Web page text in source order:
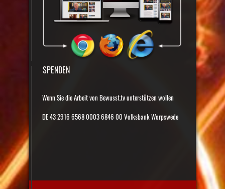
SPENDEN
Wenn Sie die Arbeit von Bewusst.tv unterstützen wollen
DE 43 2916 6568 0003 6846 00 Volksbank Worpswede